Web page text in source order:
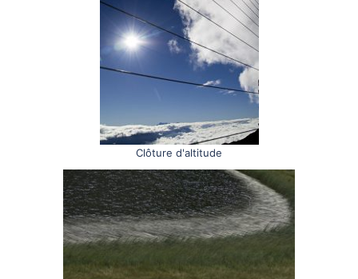
Clôture d'altitude